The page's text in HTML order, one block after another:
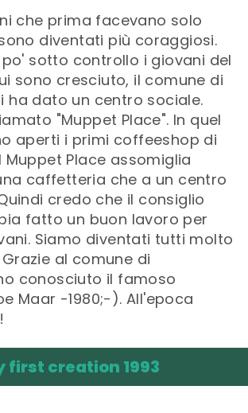
che prima facevano solo
diventati più coraggiosi.
po' sotto controllo i giovani del
sono cresciuto, il comune di
ha dato un centro sociale.
"Muppet Place". In quel
aperti i primi coffeeshop di
Muppet Place assomiglia
caffetteria che a un centro
credo che il consiglio
fatto un buon lavoro per
Siamo diventati tutti molto
al comune di
conosciuto il famoso
Maar -1980;-). All'epoca
first creation 1993